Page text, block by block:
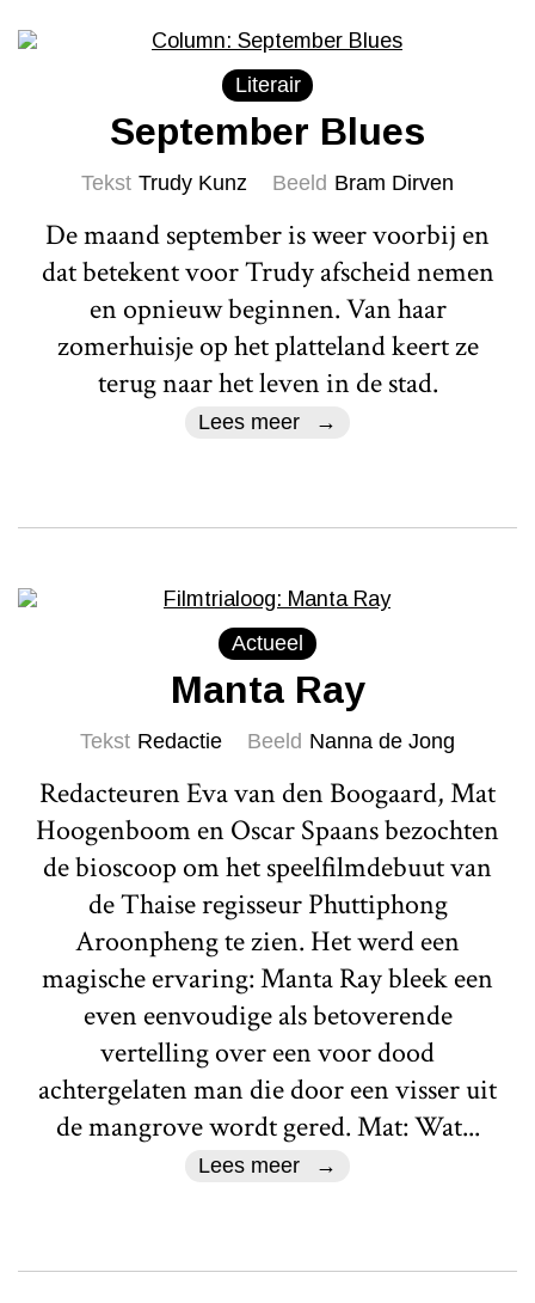
Literair
September Blues
Tekst Trudy Kunz Beeld Bram Dirven
De maand september is weer voorbij en
dat betekent voor Trudy afscheid nemen
en opnieuw beginnen. Van haar
zomerhuisje op het platteland keert ze
terug naar het leven in de stad.
Lees meer
Actueel
Manta Ray
Tekst Redactie Beeld Nanna de Jong
Redacteuren Eva van den Boogaard, Mat
Hoogenboom en Oscar Spaans bezochten
de bioscoop om het speelfilmdebuut van
de Thaise regisseur Phuttiphong
Aroonpheng te zien. Het werd een
magische ervaring: Manta Ray bleek een
even eenvoudige als betoverende
vertelling over een voor dood
achtergelaten man die door een visser uit
de mangrove wordt gered. Mat: Wat...
Lees meer